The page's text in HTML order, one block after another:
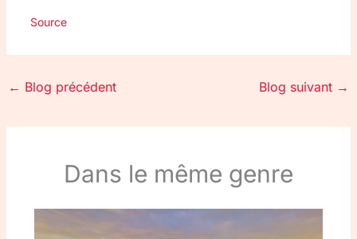
Source
← Blog précédent Blog suivant →
Dans le même genre